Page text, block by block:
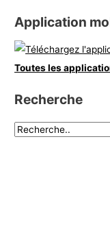
Application
Toutes les
Recherche